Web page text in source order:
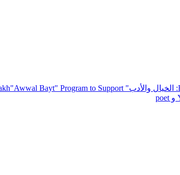
: الخيال والأدب" inviting poets and writers from around the world to participate in Kazakh
"Awwal Bayt" Program to Support